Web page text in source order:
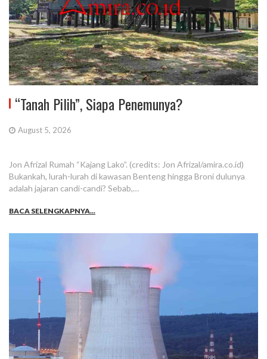
“Tanah Pilih”, Siapa Penemunya?
August 5, 2026
Jon Afrizal Rumah “Kajang Lako”. (credits: Jon Afrizal/amira.co.id)
Bukankah, lurah-lurah di kawasan Benteng hingga Broni dulunya
adalah jajaran candi-candi? Sebab,…
BACA SELENGKAPNYA...